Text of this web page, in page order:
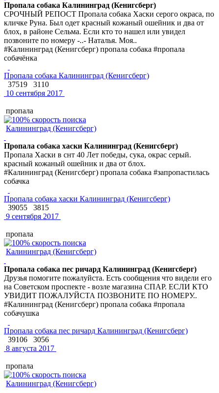
Пропала собака Калининград (Кенигсберг)
СРОЧНЫЙ РЕПОСТ Пропала собака Хаски серого окраса, по
кличке Руна. Был одет красный кожаный ошейник и два от
блох, в районе Сельма. Если кто то нашел или увидел
позвоните по номеру -..- Наталья. Моя..
#Калининград (Кенигсберг) пропала собака #пропала
собачёнка
Пропала собака Калининград (Кенигсберг)
37519
3110
10 сентября 2017
пропала
Калининград (Кенигсберг)
Пропала собака хаски Калининград (Кенигсберг)
Пропала Хаски в снт 40 Лет победы, сука, окрас серый.
красный кожаный ошейник и два от блох.
#Калининград (Кенигсберг) пропала собака #запропастилась
собачка
Пропала собака хаски Калининград (Кенигсберг)
39055
3815
9 сентября 2017
пропала
Калининград (Кенигсберг)
Пропала собака пес ричард Калининград (Кенигсберг)
Друзья помогите пожалуйста. Есть сообщения что видели его
на Советском проспекте - возле магазина СПАР. ЕСЛИ КТО
УВИДИТ ПОЖАЛУЙСТА ПОЗВОНИТЕ ПО НОМЕРУ..
#Калининград (Кенигсберг) пропала собака #пропала
собачушка
Пропала собака пес ричард Калининград (Кенигсберг)
39106
3056
8 августа 2017
пропала
Калининград (Кенигсберг)